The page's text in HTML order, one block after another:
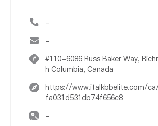
-
-
#110-6086 Russ Baker Way,
h Columbia, Canada
https://www.italkbbelite.com/
fa031d531db74f656c8
-